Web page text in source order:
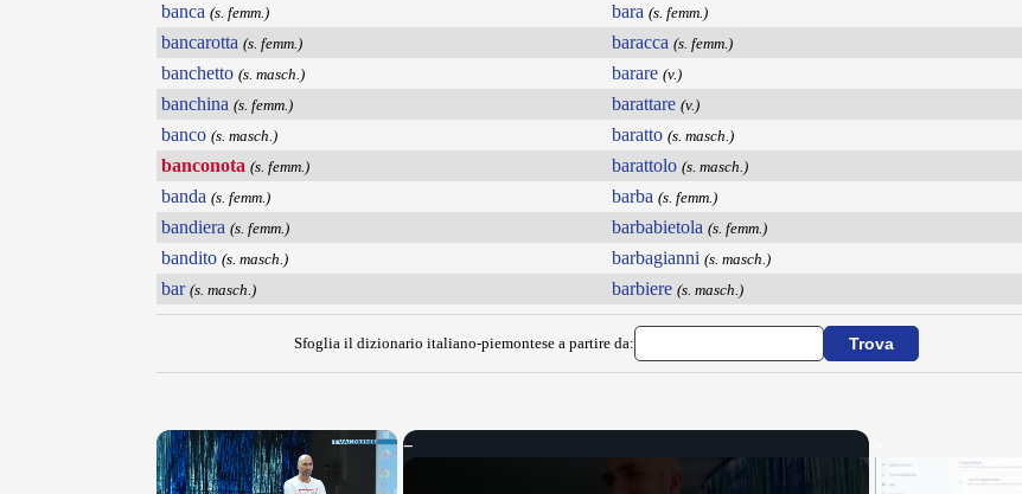
banca (s. femm.)
bancarotta (s. femm.)
banchetto (s. masch.)
banchina (s. femm.)
banco (s. masch.)
banconota (s. femm.)
banda (s. femm.)
bandiera (s. femm.)
bandito (s. masch.)
bar (s. masch.)
bara (s. femm.)
baracca (s. femm.)
barare (v.)
barattare (v.)
baratto (s. masch.)
barattolo (s. masch.)
barba (s. femm.)
barbabietola (s. femm.)
barbagianni (s. masch.)
barbiere (s. masch.)
Sfoglia il dizionario italiano-piemontese a partire da:
×